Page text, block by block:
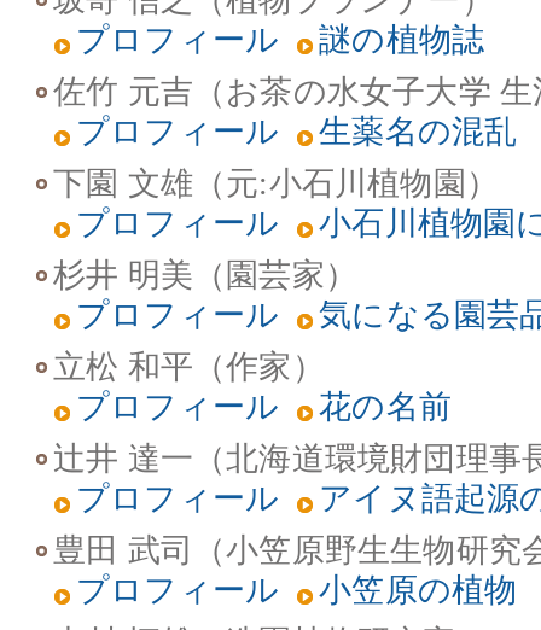
プロフィール
謎の植物誌
佐竹 元吉（お茶の水女子大学
プロフィール
生薬名の混乱
下園 文雄（元:小石川植物園）
プロフィール
小石川植物園
杉井 明美（園芸家）
プロフィール
気になる園芸
立松 和平（作家）
プロフィール
花の名前
辻井 達一（北海道環境財団理事
プロフィール
アイヌ語起源
豊田 武司（小笠原野生生物研究
プロフィール
小笠原の植物